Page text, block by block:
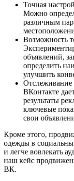
Точная
Можно
различным
Возможность
объявлений,
определить
улучшить
Отслеживание
ВКонтакте
результаты
ключевые
свои
Кроме этого,
одежды в
и легче вовлекать
наш кейс
ВК.